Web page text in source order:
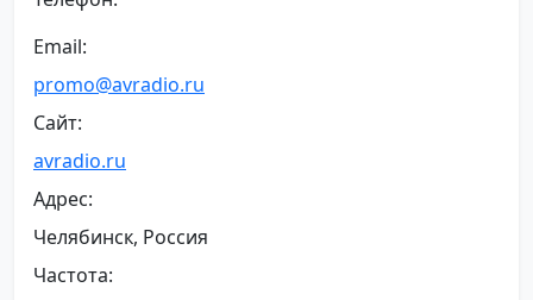
Email:
promo@avradio.ru
Сайт:
avradio.ru
Адрес:
Челябинск, Россия
Частота: